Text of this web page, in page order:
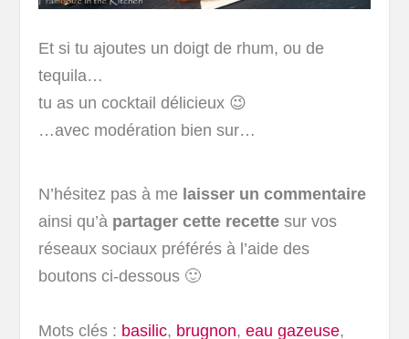
Et si tu ajoutes un doigt de rhum, ou de
tequila…
tu as un cocktail délicieux 😉
…avec modération bien sur…
N’hésitez pas à me laisser un commentaire
ainsi qu’à partager cette recette sur vos
réseaux sociaux préférés à l’aide des
boutons ci-dessous 🙂
Mots clés : basilic, brugnon,eau gazeuse,